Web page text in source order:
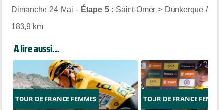
Dimanche 24 Mai - Étape 5 : Saint-Omer > Dunkerque /
183,9 km
A lire aussi...
TOUR DE FRANCE FEMMES TOUR DE FRANCE